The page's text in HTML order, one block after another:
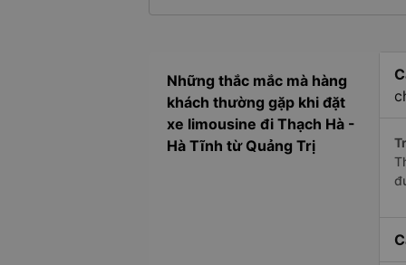
Những thắc mắc mà hàng
khách thường gặp khi đặt
xe limousine đi Thạch Hà -
Hà Tĩnh từ Quảng Trị